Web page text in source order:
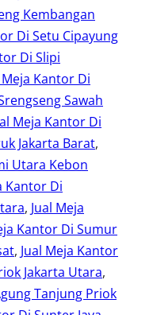
Kembangan
Di Setu Cipayung
Di Slipi
Meja Kantor Di
Sawah
Meja Kantor Di
Jakarta Barat
Utara Kebon
Kantor Di
, Jual Meja
Kantor Di Sumur
, Jual Meja Kantor
Jakarta Utara
Tanjung Priok